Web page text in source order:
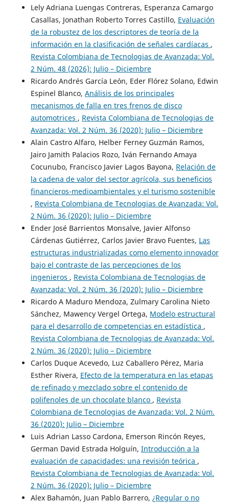
Lely Adriana Luengas Contreras, Esperanza Camargo
Casallas, Jonathan Roberto Torres Castillo, Evaluación
de la robustez de los descriptores de teoría de la
información en la clasificación de señales cardíacas ,
Revista Colombiana de Tecnologias de Avanzada: Vol.
2 Núm. 48 (2026): Julio – Diciembre
Ricardo Andrés García León, Eder Flórez Solano, Edwin
Espinel Blanco, Análisis de los principales
mecanismos de falla en tres frenos de disco
automotrices , Revista Colombiana de Tecnologias de
Avanzada: Vol. 2 Núm. 36 (2020): Julio – Diciembre
Alain Castro Alfaro, Helber Ferney Guzmán Ramos,
Jairo Jamith Palacios Rozo, Iván Fernando Amaya
Cocunubo, Francisco Javier Lagos Bayona, Relación de
la cadena de valor del sector agrícola, sus beneficios
financieros-medioambientales y el turismo sostenible
, Revista Colombiana de Tecnologias de Avanzada: Vol.
2 Núm. 36 (2020): Julio – Diciembre
Ender José Barrientos Monsalve, Javier Alfonso
Cárdenas Gutiérrez, Carlos Javier Bravo Fuentes, Las
estructuras industrializadas como elemento innovador
bajo el contraste de las percepciones de los
ingenieros , Revista Colombiana de Tecnologias de
Avanzada: Vol. 2 Núm. 36 (2020): Julio – Diciembre
Ricardo A Maduro Mendoza, Zulmary Carolina Nieto
Sánchez, Mawency Vergel Ortega, Modelo estructural
para el desarrollo de competencias en estadística ,
Revista Colombiana de Tecnologias de Avanzada: Vol.
2 Núm. 36 (2020): Julio – Diciembre
Carlos Duque Acevedo, Luz Caballero Pérez, Maria
Esther Rivera, Efecto de la temperatura en las etapas
de refinado y mezclado sobre el contenido de
polifenoles de un chocolate blanco , Revista
Colombiana de Tecnologias de Avanzada: Vol. 2 Núm.
36 (2020): Julio – Diciembre
Luis Adrian Lasso Cardona, Emerson Rincón Reyes,
German David Estrada Holguín, Introducción a la
evaluación de capacidades: una revisión teórica ,
Revista Colombiana de Tecnologias de Avanzada: Vol.
2 Núm. 36 (2020): Julio – Diciembre
Alex Bahamón, Juan Pablo Barrero, ¿Regular o no